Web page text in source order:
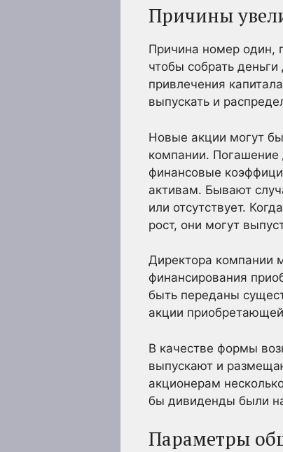
Причины
Причина номер один,
чтобы собрать
привлечения
выпускать и
Новые акции могут
компании. Погашение
финансовые
активам. Бывают
или отсутствует.
рост, они могут
Директора компании
финансирования
быть переданы
акции
В качестве формы
выпускают и
акционерам
бы дивиденды были
Параметры